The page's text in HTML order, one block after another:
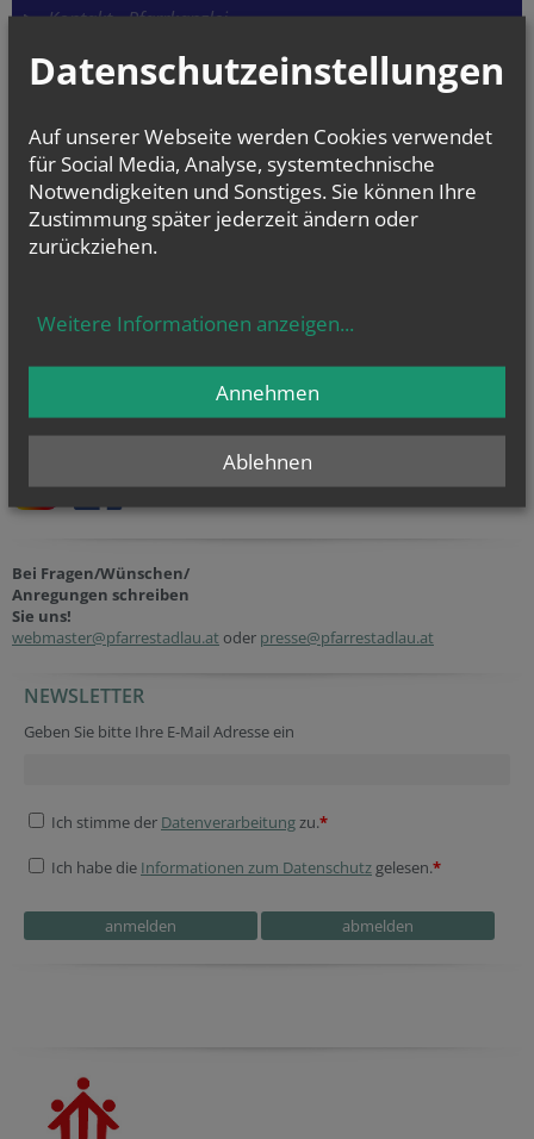
Kontakt - Pfarrkanzlei
Terminvereinbarungen für Gespräche mit Seelsorgern
Auskünfte über Gruppen, Aktivitäten
Pfarr-Caritas - Beratungsstelle für Hilfesuchende
Bankverbindung:
Pfarre Stadlau
Unsere Pfarre aufInstagram,FacebookundYouTube
Bei Fragen/Wünschen/
Anregungen schreiben
Sie uns!
webmaster@pfarrestadlau.at oder presse@pfarrestadlau.at
NEWSLETTER
Geben Sie bitte Ihre E-Mail Adresse ein
Ich stimme der Datenverarbeitungzu.*
Ich habe die Informationen zum Datenschutz gelesen.*
Datenschutzeinstellungen
Auf unserer Webseite werden Cookies verwendet
für Social Media, Analyse, systemtechnische
Notwendigkeiten und Sonstiges. Sie können Ihre
Zustimmung später jederzeit ändern oder
zurückziehen.
Weitere Informationen anzeigen...
Ablehnen
Annehmen